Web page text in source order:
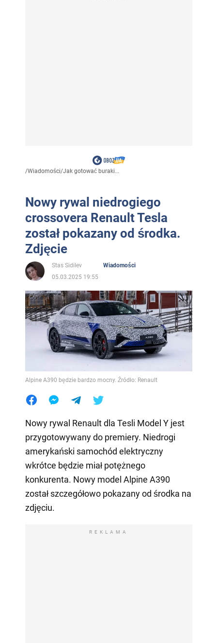
/Wiadomości/Jak gotować buraki...
Nowy rywal niedrogiego
crossovera Renault Tesla
został pokazany od środka.
Zdjęcie
Stas Sidilev
Wiadomości
05.03.2025 19:55
Alpine A390 będzie bardzo mocny. Źródło: Renault
Nowy rywal Renault dla Tesli Model Y jest
przygotowywany do premiery. Niedrogi
amerykański samochód elektryczny
wkrótce będzie miał potężnego
konkurenta. Nowy model Alpine A390
został szczegółowo pokazany od środka na
zdjęciu.
REKLAMA